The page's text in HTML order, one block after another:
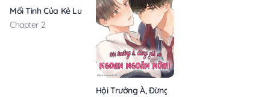
Mối Tình Của Kẻ Luôn Nhún Nhường
Chapter 2
Hội Trưởng À, Đừng Giả Vờ Ngoan Ngoãn